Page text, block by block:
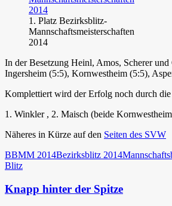
1. Platz Bezirksblitz-
Mannschaftsmeisterschaften
2014
In der Besetzung Heinl, Amos, Scherer
Ingersheim (5:5), Kornwestheim (5:5),
Komplettiert wird der Erfolg noch durch die
1. Winkler , 2. Maisch (beide
Näheres in Kürze auf den Seiten des SVW
BBMM 2014Bezirksblitz 2014
Blitz
Knapp hinter der Spitze